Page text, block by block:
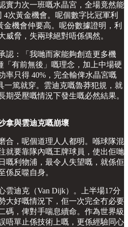
實力次一班嘅水晶宮，全場竟然能
4次黃金機會。呢個數字比冠軍利
金機會仲要高。呢份數據證明，利
威脅，失兩球絕對唔係偶然。
認：「我哋而家能夠創造更多機
「有前無後」嘅理念，加上中場硬
率只得 40%，完全輸俾水晶宮嘅
一篤就穿。雲迪克嘅魯莽犯規，就
期受壓嘅情況下發生嘅必然結果。
拿與雲迪克嘅崩壞
合，呢個道理人人都明。喺球隊混
就要靠隊內嘅王牌球員，使出佢哋
嘅利物浦，最令人失望嘅，就係佢
係反噬自身。
雲迪克（Van Dijk）。上半場17分
大好嘅情況下，佢一次完全冇必要
碼，俾對手喘息續命。作為世界級
唔單止係技術上嘅，更係經驗同心